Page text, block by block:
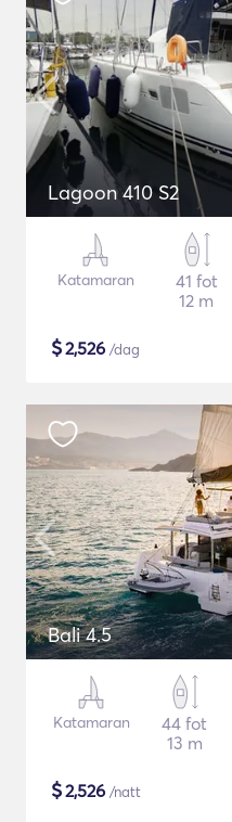
Lagoon 410 S2
Katamaran
41 fot
12 m
$2,526 /dag
Bali 4.5
Katamaran
44 fot
13 m
$2,526 /natt